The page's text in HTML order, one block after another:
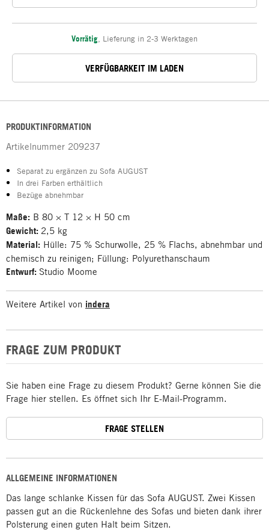
Vorrätig Lieferung in 2-3 Werktagen
VERFÜGBARKEIT IM LADEN
ALLGEMEINE INFORMATIONEN
Das lange schlanke Kissen für das Sofa AUGUST. Zwei Kissen
passen gut an die Rückenlehne des Sofas und bieten dank ihrer
Polsterung einen guten Halt beim Sitzen.
PRODUKTINFORMATION
Artikelnummer 209237
Separat zu ergänzen zu Sofa AUGUST
In drei Farben erthältlich
Bezüge abnehmbar
Maße: B 80 × T 12 × H 50 cm
Gewicht: 2,5 kg
Material: Hülle: 75 % Schurwolle, 25 % Flachs, abnehmbar und
chemisch zu reinigen; Füllung: Polyurethanschaum
Entwurf: Studio Moome
Weitere Artikel von indera
FRAGE ZUM PRODUKT
Sie haben eine Frage zu diesem Produkt? Gerne können Sie die
Frage hier stellen. Es öffnet sich Ihr E-Mail-Programm.
FRAGE STELLEN